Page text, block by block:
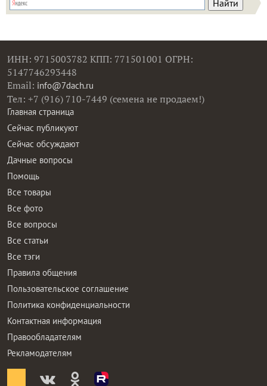
ИНН: 9715003782 КПП: 771501001 ОГРН:
5147746293448
Email: info@7dach.ru
Тел: +7 (916) 710-7449 (семена не продаем!)
Главная страница
Сейчас публикуют
Сейчас обсуждают
Дачные вопросы
Помощь
Все товары
Все фото
Все вопросы
Все статьи
Все тэги
Правила общения
Пользовательское соглашение
Политика конфиденциальности
Контактная информация
Правообладателям
Рекламодателям